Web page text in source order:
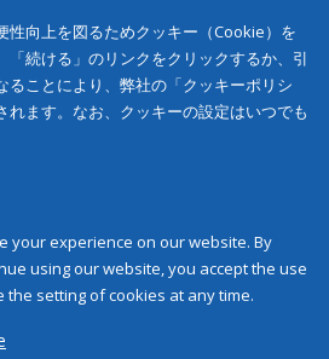
性向上を図るためクッキー（Cookie）を
「続ける」のリンクをクリックするか、引
ることにより、弊社の「クッキーポリシ
れます。なお、クッキーの設定はいつでも
your experience on our website. By
using our website, you accept the use
the setting of cookies at any time.